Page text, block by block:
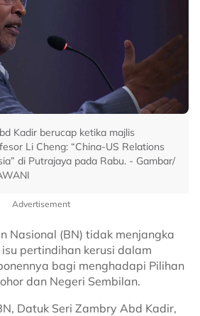
Kadir berucap ketika majlis
Li Cheng: “China-US Relations
di Putrajaya pada Rabu. - Gambar/
Advertisement
Nasional (BN) tidak menjangka
pertindihan kerusi dalam
bagi menghadapi Pilihan
dan Negeri Sembilan.
Datuk Seri Zambry Abd Kadir,